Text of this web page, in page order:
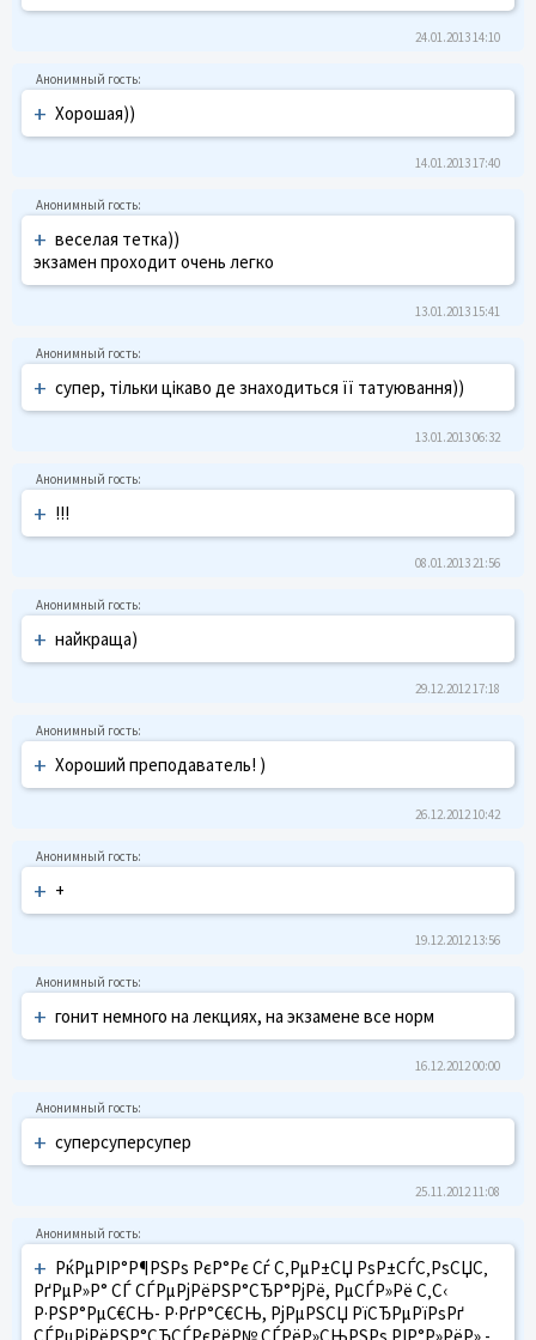
24.01.2013 14:10
+ Хорошая))
14.01.2013 17:40
+ веселая тетка))
экзамен проходит очень легко
13.01.2013 15:41
+ супер, тільки цікаво де знаходиться її татуювання))
13.01.2013 06:32
+ !!!
08.01.2013 21:56
+ найкраща)
29.12.2012 17:18
+ Хороший преподаватель! )
26.12.2012 10:42
+ +
19.12.2012 13:56
+ гонит немного на лекциях, на экзамене все норм
16.12.2012 00:00
+ суперсуперсупер
25.11.2012 11:08
+ РќРµРІР°Р¶РЅРѕ РєР°Рє Сѓ С‚РµР±СЏ РѕР±СЃС‚РѕСЏС‚
РґРµР»Р° СЃ СЃРµРјРёРЅР°СЂР°РјРё, РµСЃР»Рё С‚С‹
Р·РЅР°РµС€СЊ- Р·РґР°С€СЊ, РјРµРЅСЏ РїСЂРµРїРѕРґ